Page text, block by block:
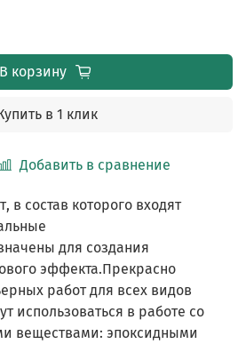
Добавить в сравнение
В корзину
в 1 клик
в состав которого входят
для создания
эффекта.Прекрасно
работ для всех видов
использоваться в работе со
веществами: эпоксидными